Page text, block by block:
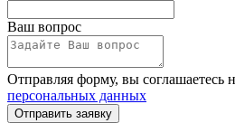
Ваш вопрос
Отправляя форму, вы соглашаетесь
персональных данных
Отправить заявку